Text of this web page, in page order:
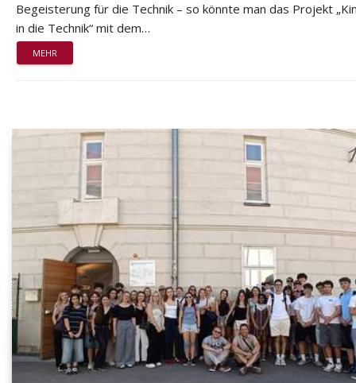
Begeisterung für die Technik – so könnte man das Projekt
in die Technik“ mit dem…
MEHR